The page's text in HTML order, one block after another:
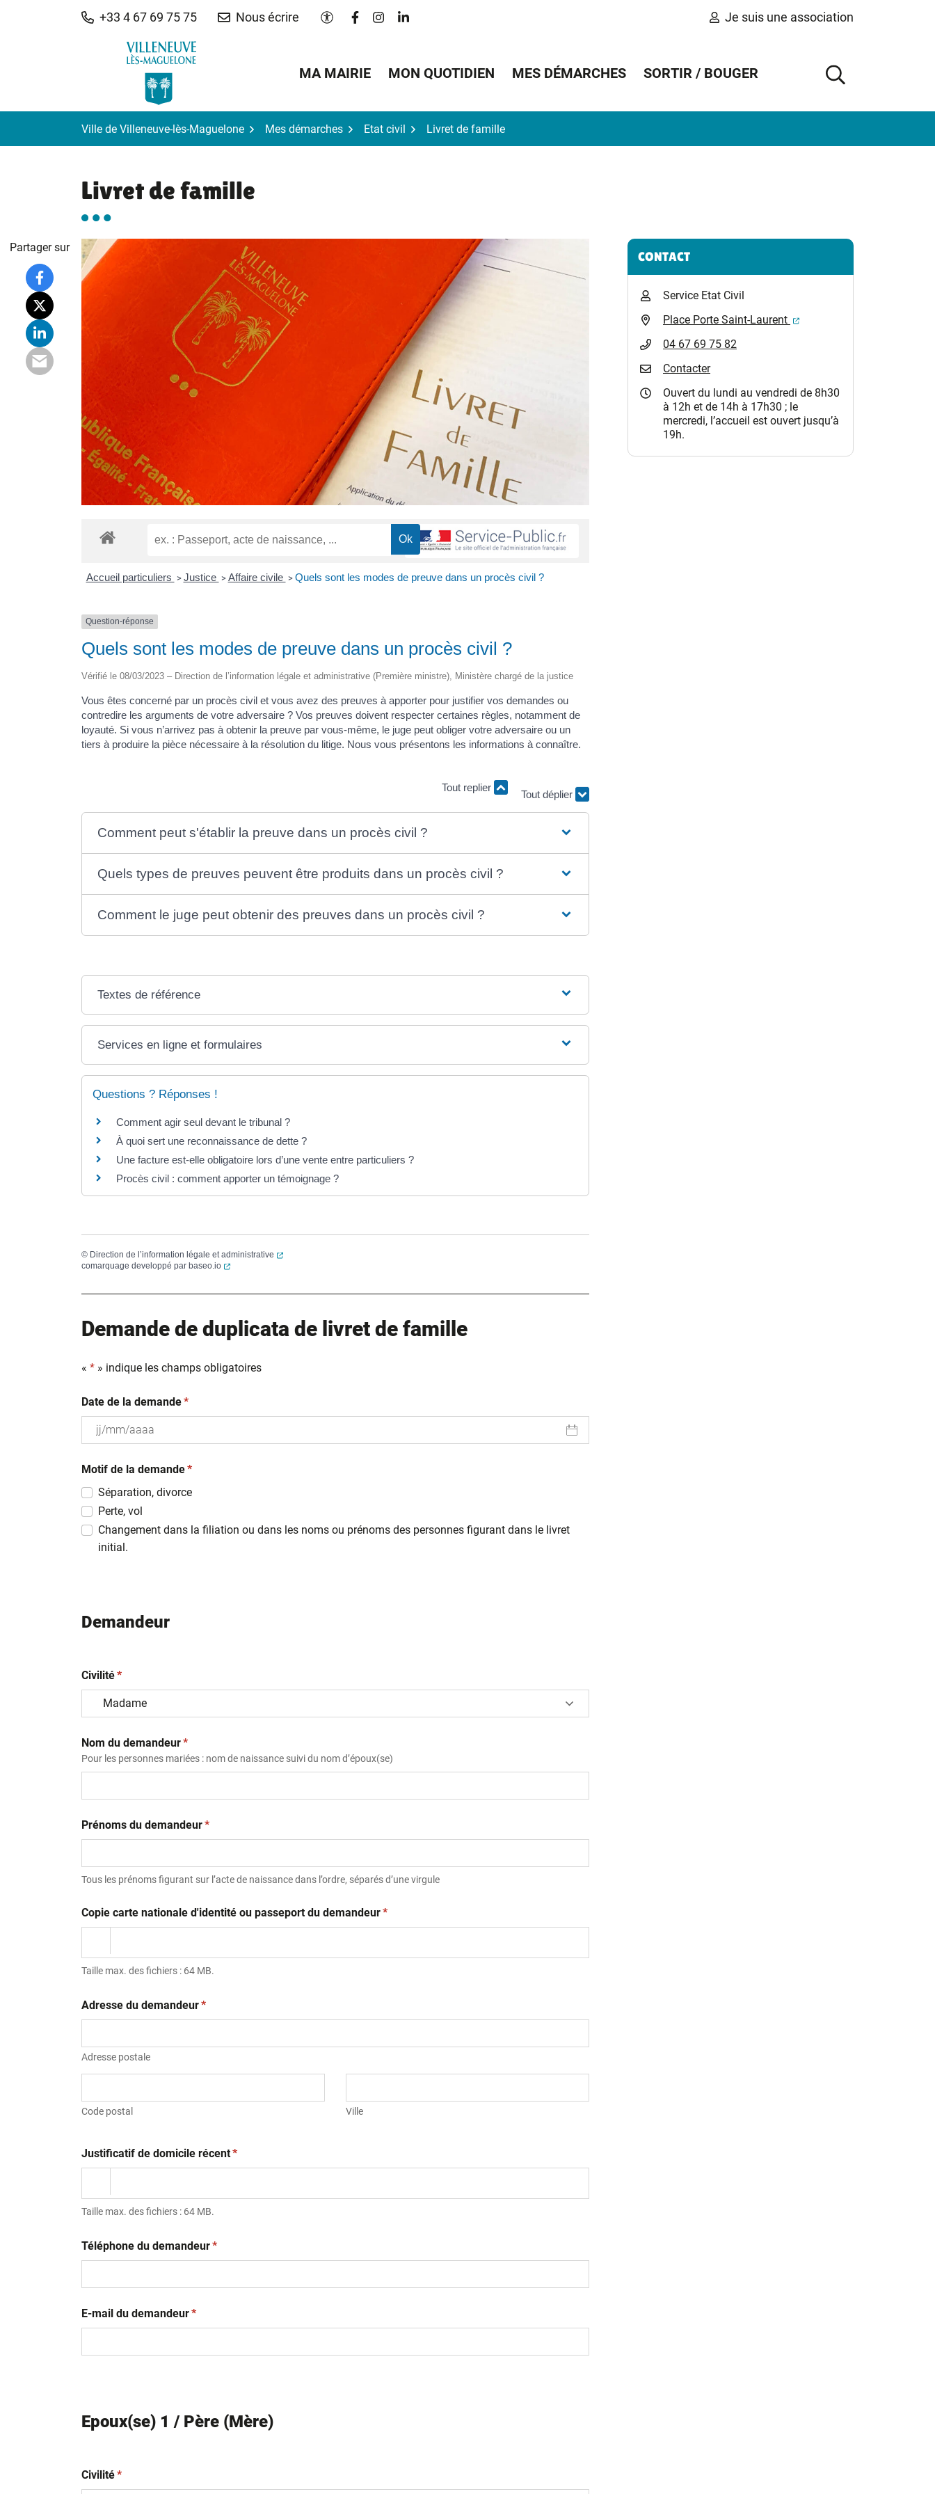
+33 4 67 69 75 75 Nous écrire Paramètres d'accessibilité
Lien vers le compte Facebook
Lien vers le compte Instagram
Lien vers le compte Linkedin Je suis une association
MA MAIRIE MON QUOTIDIEN MES DÉMARCHES SORTIR / BOUGER
AFFICHER
Ville de Villeneuve-lès-Maguelone Mes démarches Etat civil Livret de famille
Livret de famille
Accueil particuliers > Justice > Affaire civile > Quels sont les modes de preuve dans un procès civil ?
Question-réponse
Quels sont les modes de preuve dans un procès civil ?
Vérifié le 08/03/2023 – Direction de l’information légale et administrative (Première ministre), Ministère chargé de la justice
Vous êtes concerné par un procès civil et vous avez des preuves à apporter pour justifier vos demandes ou
contredire les arguments de votre adversaire ? Vos preuves doivent respecter certaines règles, notamment de
loyauté. Si vous n’arrivez pas à obtenir la preuve par vous-même, le juge peut obliger votre adversaire ou un
tiers à produire la pièce nécessaire à la résolution du litige. Nous vous présentons les informations à connaître.
Tout replier
Comment peut s'établir la preuve dans un procès civil ?
Quels types de preuves peuvent être produits dans un procès civil ?
Comment le juge peut obtenir des preuves dans un procès civil ?
Textes de référence
Services en ligne et formulaires
Questions ? Réponses !
Comment agir seul devant le tribunal ?
À quoi sert une reconnaissance de dette ?
Une facture est-elle obligatoire lors d’une vente entre particuliers ?
Procès civil : comment apporter un témoignage ?
© Direction de l’information légale et administrative
(ouverture dans un nouvel onglet)
comarquage developpé par baseo.io (ouverture dans un nouvel onglet)
Demande de duplicata de livret de famille
« * » indique les champs obligatoires
Date de la demande(obligatoire)
*
slash
MM
slash
AAAA
Motif de la demande(obligatoire)
*
Séparation, divorce
Perte, vol
Changement dans la filiation ou dans les noms ou prénoms des personnes figurant dans le livret
initial.
Demandeur
Civilité(obligatoire)
*
Nom du demandeur(obligatoire)
*
Pour les personnes mariées : nom de naissance suivi du nom d’époux(se)
Prénoms du demandeur(obligatoire)
*
Tous les prénoms figurant sur l’acte de naissance dans l’ordre, séparés d’une virgule
Copie carte nationale d'identité ou passeport du demandeur(obligatoire)
*
Taille max. des fichiers : 64 MB.
Adresse du demandeur(obligatoire)
*
Adresse postale
Code postal Ville
Justificatif de domicile récent(obligatoire)
*
Taille max. des fichiers : 64 MB.
Téléphone du demandeur(obligatoire)
*
E-mail du demandeur(obligatoire)
*
Epoux(se) 1 / Père (Mère)
Civilité(obligatoire)
*
Partager sur Informations complémentaires
CONTACT
Service Etat Civil
Place Porte Saint-Laurent
(ouverture dans un nouvel
04 67 69 75 82
Contacter
Ouvert du lundi au vendredi de 8h30
à 12h et de 14h à 17h30 ; le
mercredi, l’accueil est ouvert jusqu’à
19h.